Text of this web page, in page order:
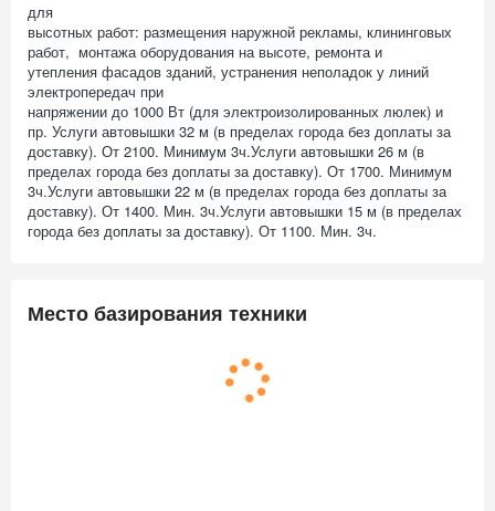
для
высотных работ: размещения наружной рекламы, клининговых
работ, монтажа оборудования на высоте, ремонта и
утепления фасадов зданий, устранения неполадок у линий
электропередач при
напряжении до 1000 Вт (для электроизолированных люлек) и
пр. Услуги автовышки 32 м (в пределах города без доплаты за
доставку). От 2100. Минимум 3ч.Услуги автовышки 26 м (в
пределах города без доплаты за доставку). От 1700. Минимум
3ч.Услуги автовышки 22 м (в пределах города без доплаты за
доставку). От 1400. Мин. 3ч.Услуги автовышки 15 м (в пределах
города без доплаты за доставку). От 1100. Мин. 3ч.
Место базирования техники